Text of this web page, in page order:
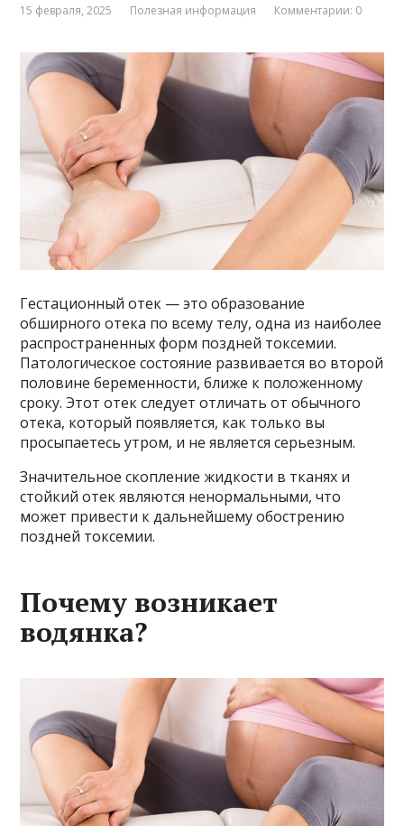
15 февраля, 2025 Полезная информация Комментарии: 0
Гестационный отек — это образование
обширного отека по всему телу, одна из наиболее
распространенных форм поздней токсемии.
Патологическое состояние развивается во второй
половине беременности, ближе к положенному
сроку. Этот отек следует отличать от обычного
отека, который появляется, как только вы
просыпаетесь утром, и не является серьезным.
Значительное скопление жидкости в тканях и
стойкий отек являются ненормальными, что
может привести к дальнейшему обострению
поздней токсемии.
Почему возникает
водянка?